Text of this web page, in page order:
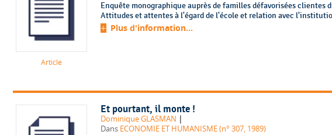
Article
Enquête monographique auprès de familles défavorisées clientes
Attitudes et attentes à l'égard de l'école et relation avec
Plus d'information...
Et pourtant, il monte !
Dominique GLASMAN |
Dans ECONOMIE ET HUMANISME (n° 307, 1989)